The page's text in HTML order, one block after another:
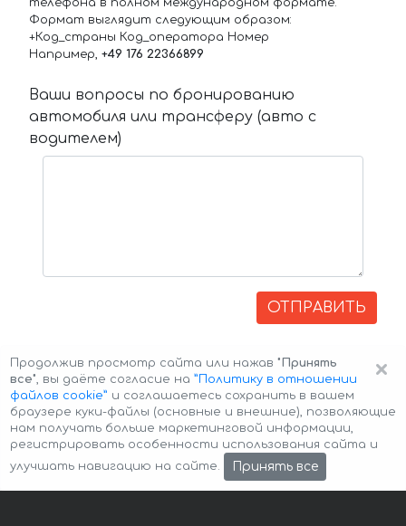
телефона в полном международном формате.
Формат выглядит следующим образом:
+Код_страны Код_оператора Номер
Например, +49 176 22366899
Ваши вопросы по бронированию
автомобиля или трансферу (авто с
водителем)
ОТПРАВИТЬ
Авторские права © 2026 Авто-Аренда Cookie Policy
×
Продолжив просмотр сайта или нажав "Принять
все", вы даёте согласие на ”Политику в отношении
файлов cookie” и соглашаетесь сохранить в вашем
браузере куки-файлы (основные и внешние), позволяющие
нам получать больше маркетинговой информации,
регистрировать особенности использования сайта и
улучшать навигацию на сайте.
Принять все